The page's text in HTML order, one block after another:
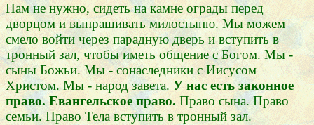
Нам не нужно, сидеть на камне ограды перед
дворцом и выпрашивать милостыню. Мы можем
смело войти через парадную дверь и вступить в
тронный зал, чтобы иметь общение с Богом. Мы -
сыны Божьи. Мы - сонаследники с Иисусом
Христом. Мы - народ завета. У нас есть законное
право. Евангельское право. Право сына. Право
семьи. Право Тела вступить в тронный зал.